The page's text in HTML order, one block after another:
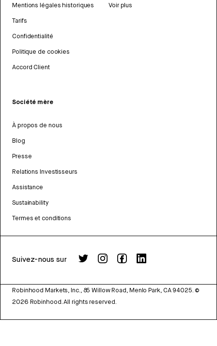
Mentions légales historiques
Tarifs
Confidentialité
Politique de cookies
Accord Client
Voir plus
Société mère
À propos de nous
Blog
Presse
Relations Investisseurs
Assistance
Sustainability
Termes et conditions
Suivez-nous sur
Robinhood Markets, Inc., 85 Willow Road, Menlo Park, CA 94025. ©
2026 Robinhood. All rights reserved.